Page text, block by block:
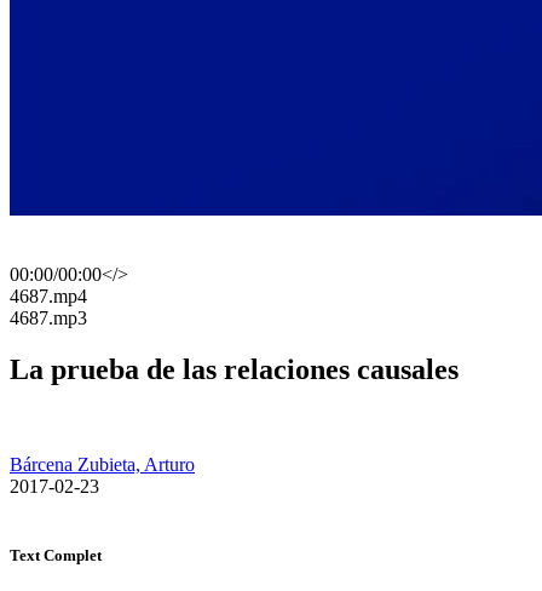
00:00/00:00</>
​4687.mp4
​4687.mp3
La prueba de las relaciones causales
Bárcena Zubieta, Arturo
​ 2017-02-23
Text Complet